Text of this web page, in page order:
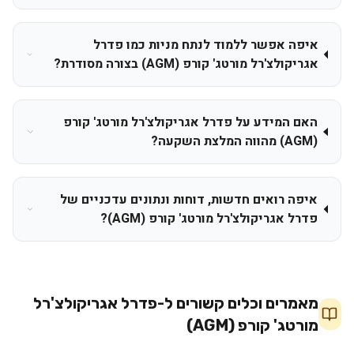
איפה אפשר ללמוד לנתח מניות כמו פדרל
אגריקולצ'רל מורטג' קורפ (AGM) בצורה מסודרת?
האם המידע על פדרל אגריקולצ'רל מורטג' קורפ
(AGM) מהווה המלצת השקעה?
איפה רואים חדשות, דוחות ונתונים עדכניים של
פדרל אגריקולצ'רל מורטג' קורפ (AGM)?
מאמרים וכלים קשורים ל-פדרל אגריקולצ'רל
מורטג' קורפ (AGM)